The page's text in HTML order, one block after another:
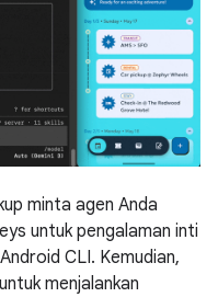
minta agen Anda
untuk pengalaman inti
CLI. Kemudian,
menjalankan